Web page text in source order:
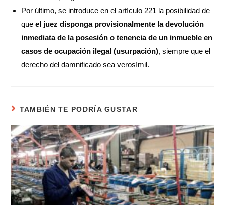
Por último, se introduce en el artículo 221 la posibilidad de
queel juez disponga provisionalmente la devolución
inmediata de la posesión o tenencia de un inmueble en
casos de ocupación ilegal (usurpación), siempre que el
derecho del damnificado sea verosímil.
TAMBIÉN TE PODRÍA GUSTAR